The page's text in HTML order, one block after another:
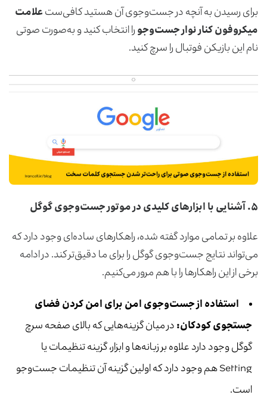
برای رسیدن به آنچه در جست‌وجوی آن هستید کافی‌ستعلامت
میکروفون کنار نوار جست‌وجورا انتخاب کنید و به‌صورت صوتی
نام این بازیکن فوتبال را سرچ کنید.
۵. آشنایی با ابزارهایکلیدی در موتورجست‌وجوی گوگل
علاوه بر تمامی موارد گفته شده، راهکار‌های ساده‌ای وجود دارد که
می‌تواند نتایج جست‌وجوی گوگل را برای ما دقیق‌تر کند. در ادامه
برخی از این راهکار‌ها را با هم مرور می‌کنیم.
استفاده از جست‌وجوی امن برای امن کردن فضای
جستجوی کودکان:در میان گزینه‌هایی که بالای صفحه سرچ
گوگل وجود دارد علاوه بر زبانه‌ها و ابزار، گزینه‌‌ تنظیمات یا
Setting هم وجود دارد که اولین گزینه آن تنظیمات جست‌وجو
است.